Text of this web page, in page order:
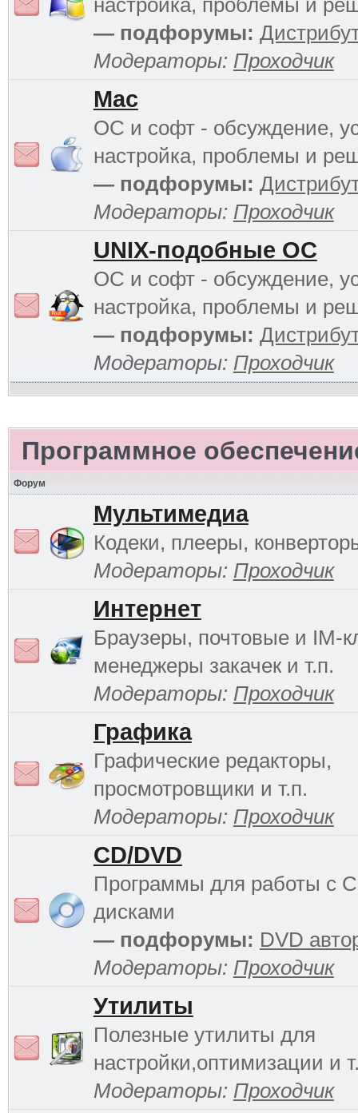
настройка, проблемы и
— подфорумы:
Модераторы: Проходчик
Mac
ОС и софт - обсуждение,
настройка, проблемы и
— подфорумы:
Модераторы: Проходчик
UNIX-подобные ОС
ОС и софт - обсуждение,
настройка, проблемы и
— подфорумы:
Модераторы: Проходчик
Программное
Форум
Мультимедиа
Кодеки, плееры,
Модераторы: Проходчик
Интернет
Браузеры, почтовые и IM-
менеджеры закачек и т.п.
Модераторы: Проходчик
Графика
Графические редакторы,
просмотровщики и т.п.
Модераторы: Проходчик
CD/DVD
Программы для работы с
дисками
— подфорумы: DVD
Модераторы: Проходчик
Утилиты
Полезные утилиты для
настройки,оптимизации и
Модераторы: Проходчик